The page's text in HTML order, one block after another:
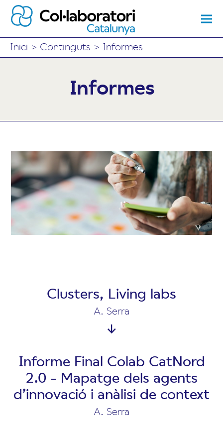
Inici > Continguts > Informes
Informes
Clusters, Living labs
A. Serra
Informe Final Colab CatNord
2.0 - Mapatge dels agents
d’innovació i anàlisi de context
A. Serra